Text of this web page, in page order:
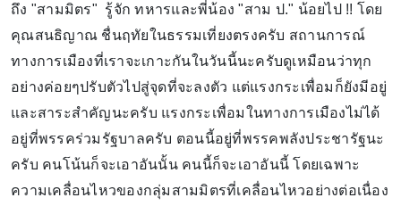
ถึง "สามมิตร" รู้จัก ทหารและพี่น้อง "สาม ป." น้อยไป !! โดย
คุณสนธิญาณ ชื่นฤทัยในธรรมเที่ยงตรงครับ สถานการณ์
ทางการเมืองที่เราจะเกาะกันในวันนี้นะครับดูเหมือนว่าทุก
อย่างค่อยๆปรับตัวไปสู่จุดที่จะลงตัว แต่แรงกระเพื่อมก็ยังมีอยู่
และสาระสำคัญนะครับ แรงกระเพื่อมในทางการเมืองไม่ได้
อยู่ที่พรรคร่วมรัฐบาลครับ ตอนนี้อยู่ที่พรรคพลังประชารัฐนะ
ครับ คนโน้นก็จะเอาอันนั้น คนนี้ก็จะเอาอันนี้ โดยเฉพาะ
ความเคลื่อนไหวของกลุ่มสามมิตรที่เคลื่อนไหวอย่างต่อเนื่อง